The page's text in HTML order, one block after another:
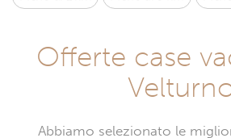
Offerte case
Abbiamo selezionato le